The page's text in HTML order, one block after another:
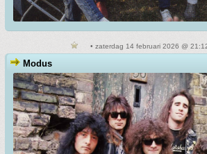
• zaterdag 14 februari 2026 @
Modus